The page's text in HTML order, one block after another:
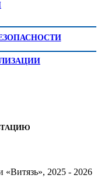
2025 - 2026